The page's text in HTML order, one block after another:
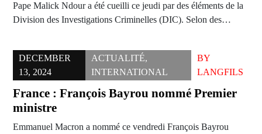
Pape Malick Ndour a été cueilli ce jeudi par des éléments de la
Division des Investigations Criminelles (DIC). Selon des…
DECEMBER
13, 2024
ACTUALITÉ,
INTERNATIONAL
BY
LANGFILS
France : François Bayrou nommé Premier
ministre
Emmanuel Macron a nommé ce vendredi François Bayrou